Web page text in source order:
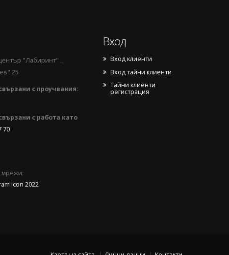
"Лабиринт" ,
25
с проучвания:
с работа като
70
мрежи:
Вход
Вход клиенти
Вход тайни клиенти
Тайни клиенти
регистрация